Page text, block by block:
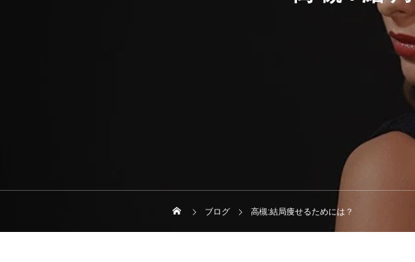
ブログ 高槻:結局痩せるためには？